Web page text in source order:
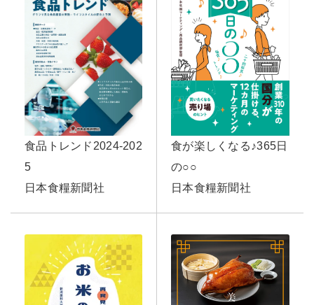
食品トレンド2024-202
5
日本食糧新聞社
食が楽しくなる♪365日
の○○
日本食糧新聞社